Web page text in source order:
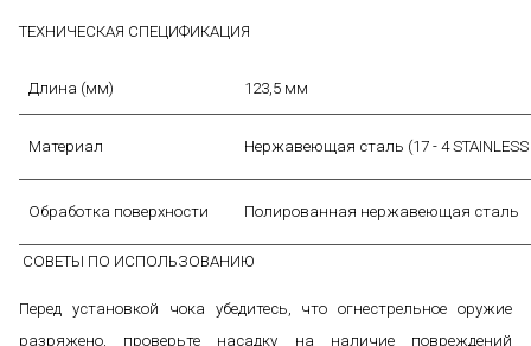
ТЕХНИЧЕСКАЯ СПЕЦИФИКАЦИЯ
Длина (мм) 123,5 мм
Материал Нержавеющая сталь (17 - 4 STAINLESS
Обработка поверхности Полированная нержавеющая сталь
СОВЕТЫ ПО ИСПОЛЬЗОВАНИЮ
Перед установкой чока убедитесь, что огнестрельное оружие
разряжено, проверьте насадку на наличие повреждений